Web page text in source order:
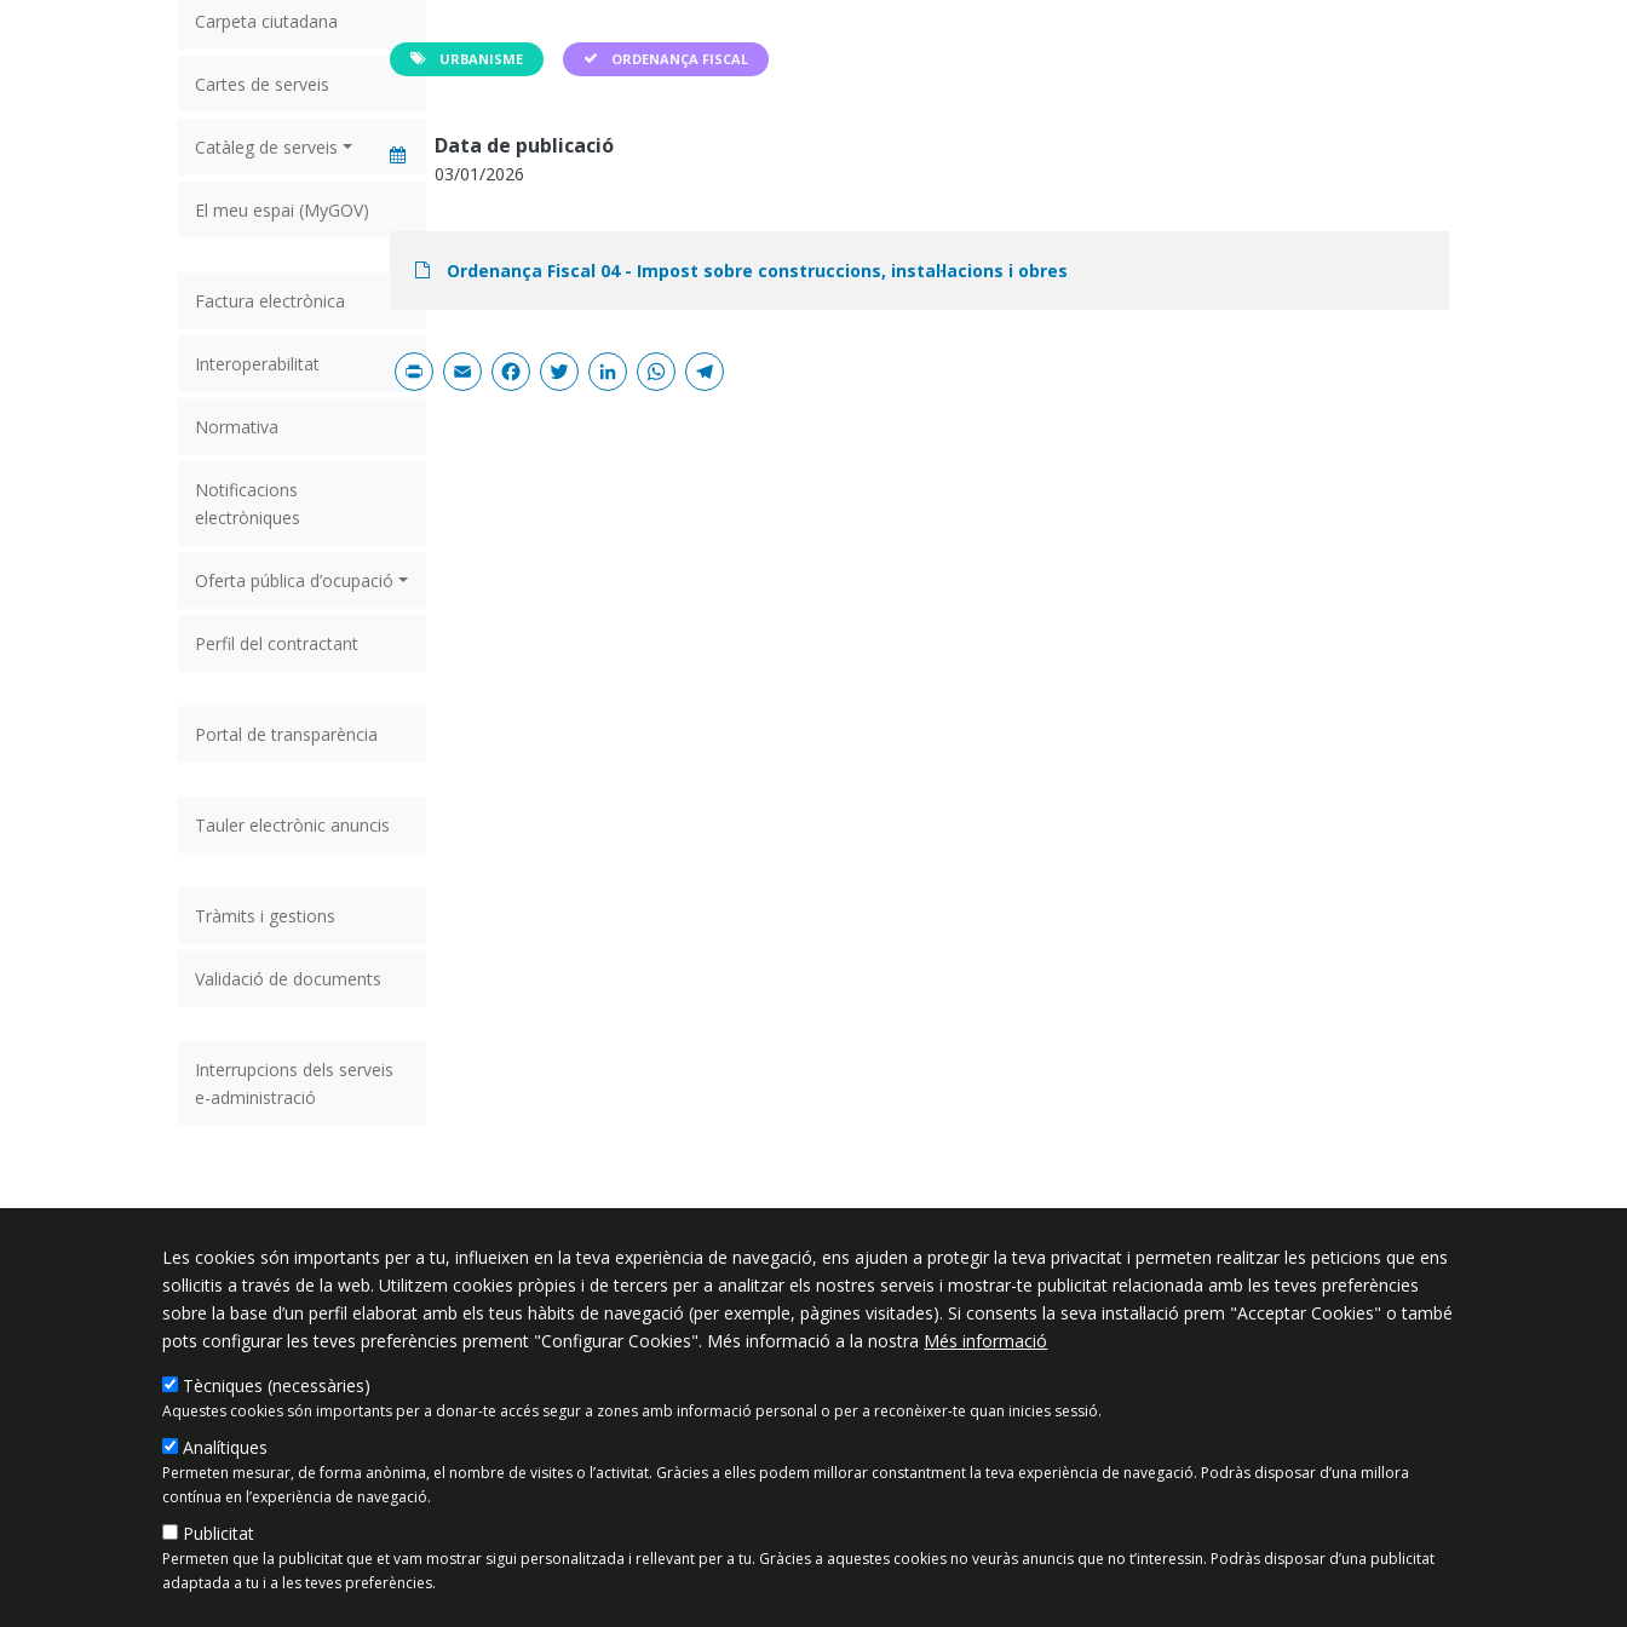
Carpeta ciutadana
Cartes de serveis
Catàleg de serveis
El meu espai (MyGOV)
Factura electrònica
Interoperabilitat
Normativa
Notificacions
electròniques
Oferta pública d’ocupació
Perfil del contractant
Portal de transparència
Tauler electrònic anuncis
Tràmits i gestions
Validació de documents
Interrupcions dels serveis
e-administració
URBANISME ORDENANÇA FISCAL
Data de publicació
03/01/2026
Document
Ordenança Fiscal 04 - Impost sobre construccions, instal·lacions i obres
PrintEmailFacebook
Twitter
LinkedIn
WhatsApp
Plaça de l'Ajuntament 6, 08340 Vilassar
de Mar
937 542 400
Segueix-nos a:
Preguntes freqüents
Les cookies són importants per a tu, influeixen en la teva experiència de navegació, ens ajuden a protegir la teva privacitat i permeten realitzar les peticions que ens
sol·licitis a través de la web. Utilitzem cookies pròpies i de tercers per a analitzar els nostres serveis i mostrar-te publicitat relacionada amb les teves preferències
sobre la base d’un perfil elaborat amb els teus hàbits de navegació (per exemple, pàgines visitades). Si consents la seva instal·lació prem "Acceptar Cookies" o també
pots configurar les teves preferències prement "Configurar Cookies". Més informació a la nostra Més informació
Tècniques (necessàries)
Aquestes cookies són importants per a donar-te accés segur a zones amb informació personal o per a reconèixer-te quan inicies sessió.
Analítiques
Permeten mesurar, de forma anònima, el nombre de visites o l’activitat. Gràcies a elles podem millorar constantment la teva experiència de navegació. Podràs disposar d’una millora
contínua en l’experiència de navegació.
Publicitat
Permeten que la publicitat que et vam mostrar sigui personalitzada i rellevant per a tu. Gràcies a aquestes cookies no veuràs anuncis que no t’interessin. Podràs disposar d’una publicitat
adaptada a tu i a les teves preferències.